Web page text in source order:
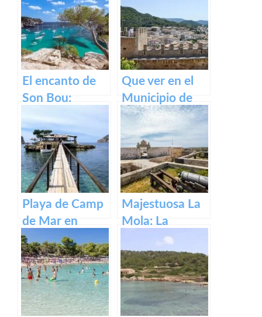
El encanto de
Son Bou:
belleza de
Menorca
Que ver en el
Municipio de
Capdepera en
Baleares
Playa de Camp
de Mar en
Mallorca
Majestuosa La
Mola: La
Fortaleza de
Menorca